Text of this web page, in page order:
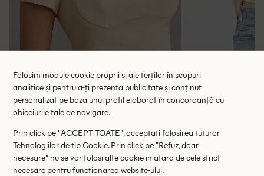
Top L Amorae, crem
RRP: 89.00 lei
L
ULTIMA ȘANSĂ
Folosim module cookie proprii și ale terților în scopuri
analitice și pentru a-ți prezenta publicitate și conținut
personalizat pe baza unui profil elaborat în concordanță cu
obiceiurile tale de navigare.
Prin click pe "ACCEPT TOATE", acceptati folosirea tuturor
Tehnologiilor de tip Cookie. Prin click pe "Refuz, doar
necesare" nu se vor folosi alte cookie in afara de cele strict
necesare pentru functionarea website-ului.